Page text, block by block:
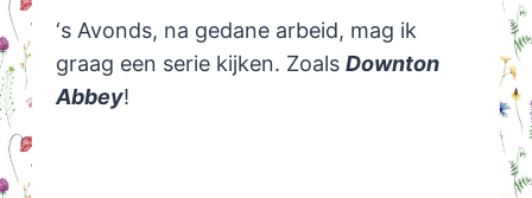
‘s Avonds, na gedane arbeid, mag ik
graag een serie kijken. Zoals Downton
Abbey!